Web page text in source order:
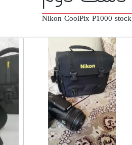
Nikon CoolPix P1000 stock